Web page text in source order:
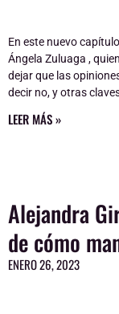
En este nuevo
Ángela Zuluaga ,
dejar que las
decir no, y otras
LEER MÁS »
Alejandra
de cómo
ENERO 26, 2023